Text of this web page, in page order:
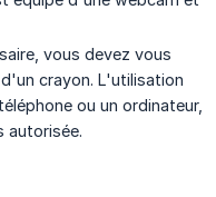
vous devez vous
crayon. L'utilisation
ou un ordinateur,
autorisée.